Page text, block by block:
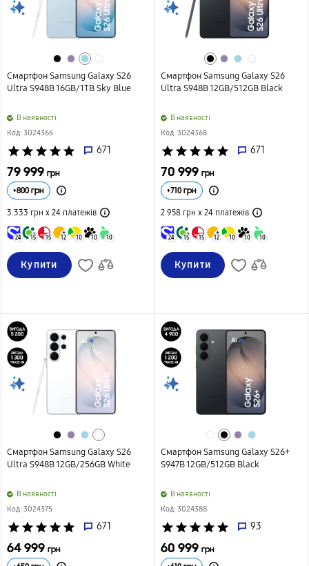
Смартфон Samsung Galaxy S26
Ultra S948B 16GB/1TB Sky Blue
B наявності
Код: 3024366
star star star star star 671
79 999 грн
+800 грн
3 333 грн х 24 платежів
24 15 15 12 10 10 10
Купити
Смартфон Samsung Galaxy S26
Ultra S948B 12GB/512GB Black
B наявності
Код: 3024368
star star star star star 671
70 999 грн
+710грн
2 958 грн х 24платежів
24 15 15 12 10 10 10
Купити
Смартфон Samsung Galaxy S26
Ultra S948B 12GB/256GB White
B наявності
Код: 3024375
star star star star star 671
64 999 грн
Смартфон Samsung Galaxy S26+
S947B 12GB/512GB Black
B наявності
Код: 3024388
star star star star star 93
60 999 грн